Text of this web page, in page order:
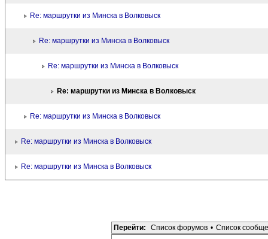
Re: маршрутки из Минска в Волковыск
Re: маршрутки из Минска в Волковыск
Re: маршрутки из Минска в Волковыск
Re: маршрутки из Минска в Волковыск
Re: маршрутки из Минска в Волковыск
Re: маршрутки из Минска в Волковыск
Re: маршрутки из Минска в Волковыск
Перейти: Список форумов • Список